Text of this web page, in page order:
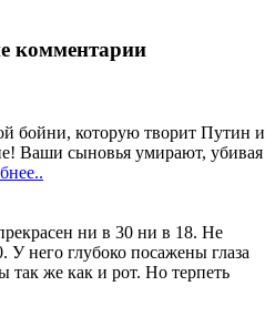
комментарии
бойни, которую творит Путин и
Ваши сыновья умирают, убивая
ни в 30 ни в 18. Не
У него глубоко посажены глаза
так же как и рот. Но терпеть